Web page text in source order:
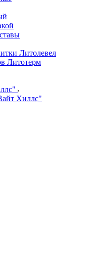
Литолевел
Литотерм
Хиллс"